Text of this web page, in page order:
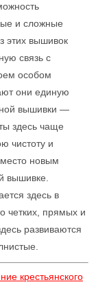
и сложные
этих вышивок
связь с
особом
они единую
вышивки —
здесь чаще
чистоту и
место новым
вышивке.
здесь в
четких, прямых и
развиваются
крестьянского